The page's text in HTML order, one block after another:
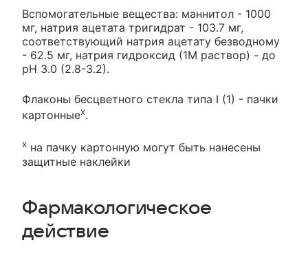
Вспомогательные вещества: маннитол - 1000
мг, натрия ацетата тригидрат - 103.7 мг,
соответствующий натрия ацетату безводному
- 62.5 мг, натрия гидроксид (1М раствор) - до
pH 3.0 (2.8-3.2).
Флаконы бесцветного стекла типа I (1) - пачки
картонныех.
х на пачку картонную могут быть нанесены
защитные наклейки
Фармакологическое
действие